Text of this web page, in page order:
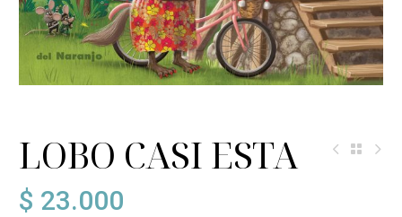
LOBO CASI ESTA
$ 23.000